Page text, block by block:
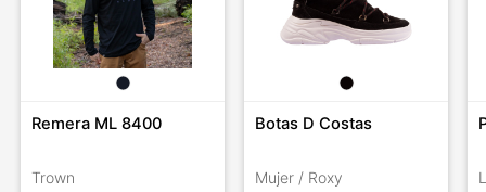
Remera ML 8400
Trown
Botas D Costas
Mujer / Roxy